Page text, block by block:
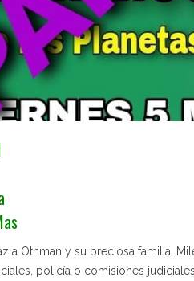
a Othman y su preciosa familia.
policía o comisiones